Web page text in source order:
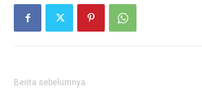
Berita sebelumnya